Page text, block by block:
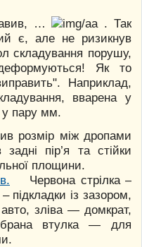
…
. Так
є, але не ризикнув
складування порушу,
Як то
Наприклад,
вварена у
у пару мм.
розмір між дропами
пір’я та стійки
площини.
Червона стрілка –
підкладки із зазором,
зліва — домкрат,
втулка — для